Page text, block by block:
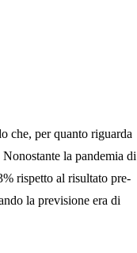
che, per quanto riguarda
la pandemia di
rispetto al risultato pre-
la previsione era di